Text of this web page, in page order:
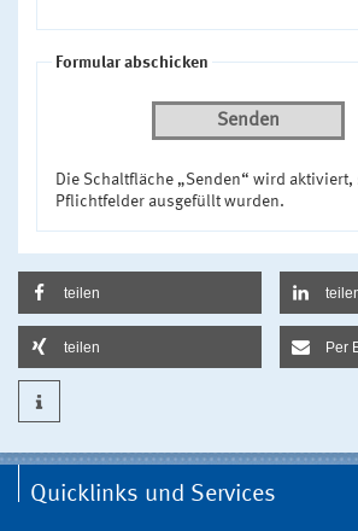
Formular abschicken
Senden
Die Schaltfläche „Senden“ wird
Pflichtfelder ausgefüllt wurden.
teilen
teilen Per
Quicklinks und Services